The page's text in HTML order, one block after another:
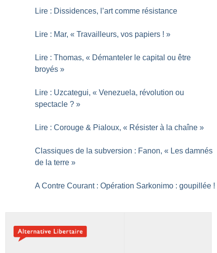
Lire : Dissidences, l’art comme résistance
Lire : Mar, « Travailleurs, vos papiers ! »
Lire : Thomas, « Démanteler le capital ou être
broyés »
Lire : Uzcategui, « Venezuela, révolution ou
spectacle ? »
Lire : Corouge & Pialoux, « Résister à la chaîne »
Classiques de la subversion : Fanon, « Les damnés
de la terre »
A Contre Courant : Opération Sarkonimo : goupillée !